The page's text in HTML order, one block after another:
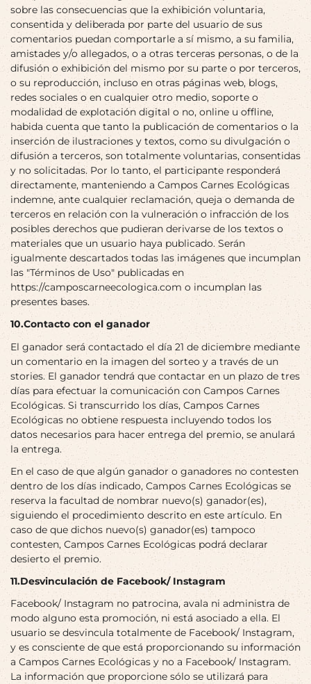
sobre las consecuencias que la exhibición voluntaria,
consentida y deliberada por parte del usuario de sus
comentarios puedan comportarle a sí mismo, a su familia,
amistades y/o allegados, o a otras terceras personas, o de la
difusión o exhibición del mismo por su parte o por terceros,
o su reproducción, incluso en otras páginas web, blogs,
redes sociales o en cualquier otro medio, soporte o
modalidad de explotación digital o no, online u offline,
habida cuenta que tanto la publicación de comentarios o la
inserción de ilustraciones y textos, como su divulgación o
difusión a terceros, son totalmente voluntarias, consentidas
y no solicitadas. Por lo tanto, el participante responderá
directamente, manteniendo a Campos Carnes Ecológicas
indemne, ante cualquier reclamación, queja o demanda de
terceros en relación con la vulneración o infracción de los
posibles derechos que pudieran derivarse de los textos o
materiales que un usuario haya publicado. Serán
igualmente descartados todas las imágenes que incumplan
las "Términos de Uso" publicadas en
https://camposcarneecologica.com o incumplan las
presentes bases.
10.Contacto con el ganador
El ganador será contactado el día 21 de diciembre mediante
un comentario en la imagen del sorteo y a través de un
stories. El ganador tendrá que contactar en un plazo de tres
días para efectuar la comunicación con Campos Carnes
Ecológicas. Si transcurrido los días, Campos Carnes
Ecológicas no obtiene respuesta incluyendo todos los
datos necesarios para hacer entrega del premio, se anulará
la entrega.
En el caso de que algún ganador o ganadores no contesten
dentro de los días indicado, Campos Carnes Ecológicas se
reserva la facultad de nombrar nuevo(s) ganador(es),
siguiendo el procedimiento descrito en este artículo. En
caso de que dichos nuevo(s) ganador(es) tampoco
contesten, Campos Carnes Ecológicas podrá declarar
desierto el premio.
11.Desvinculación de Facebook/ Instagram
Facebook/ Instagram no patrocina, avala ni administra de
modo alguno esta promoción, ni está asociado a ella. El
usuario se desvincula totalmente de Facebook/ Instagram,
y es consciente de que está proporcionando su información
a Campos Carnes Ecológicas y no a Facebook/ Instagram.
La información que proporcione sólo se utilizará para